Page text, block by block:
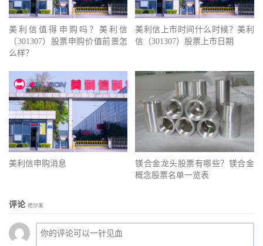
美利信值得申购吗？美利信
（301307）股票申购价值前景怎
么样？
美利信上市时间什么时候？美利
信（301307）股票上市日期
美利信申购消息
镁合金龙头股票有哪些？镁合金
概念股票名单一览表
评论 抢沙发